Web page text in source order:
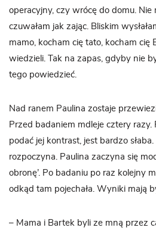
operacyjny, czy wrócę do domu. Nie
czuwałam jak zając. Bliskim
mamo, kocham cię tato, kocham cię
wiedzieli. Tak na zapas, gdyby nie
tego powiedzieć.
Nad ranem Paulina zostaje
Przed badaniem mdleje cztery razy.
podać jej kontrast, jest bardzo
rozpoczyna. Paulina zaczyna się
obronę’. Po badaniu po raz kolejny
odkąd tam pojechała. Wyniki mają
– Mama i Bartek byli ze mną przez